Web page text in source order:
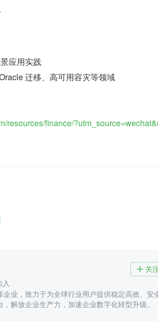
应用实践
迁移、高可用容灾等领域
resources/finance/
 关
入
业，致力于为全球行业用户提供稳定高效、安
解放企业生产力，加速企业数字化转型升级。